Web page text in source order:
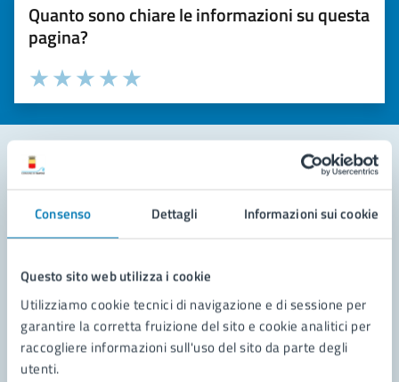
Consenso Dettagli Informazioni sui cookie
Questo sito web utilizza i cookie
Utilizziamo cookie tecnici di navigazione e di sessione per
garantire la corretta fruizione del sito e cookie analitici per
raccogliere informazioni sull'uso del sito da parte degli
utenti.
Quanto sono chiare le informazioni su questa
pagina?
Valuta la chiarezza delle informazioni (da 1 a 5 stelle)
Seleziona il numero di stelle per valutare la chiarezza delle
Valuta 5 stelle su 5
Valuta 4 stelle su 5
Valuta 3 stelle su 5
Valuta 2 stelle su 5
Valuta 1 stelle su 5
Leggi le domande frequenti
Richiedi assistenza
Prenota appuntamento
Problemi in città